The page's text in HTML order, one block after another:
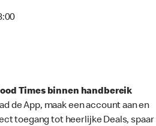
Times binnen handbereik
de App, maak een account aan en
toegang tot heerlijke Deals, spaar